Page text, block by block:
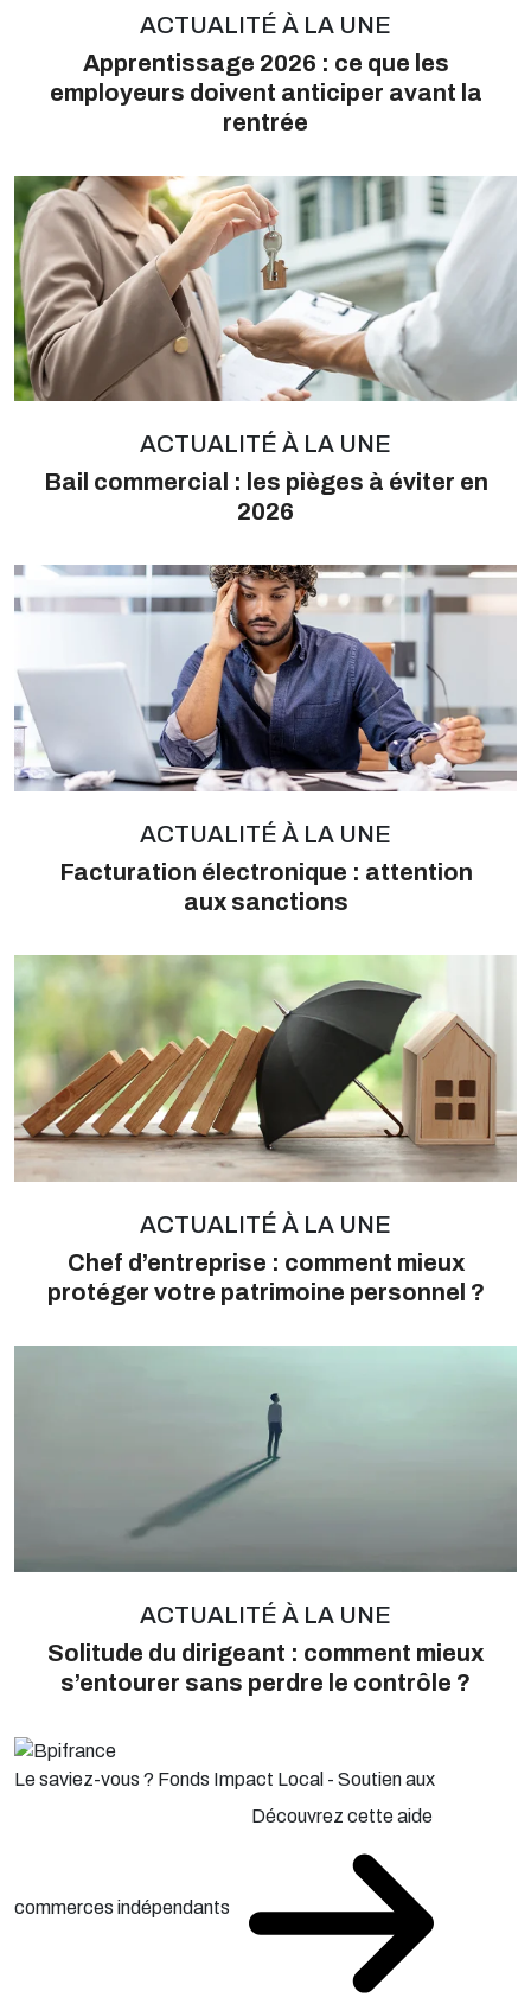
ACTUALITÉ À LA UNE
Apprentissage 2026 : ce que les
employeurs doivent anticiper avant la
rentrée
ACTUALITÉ À LA UNE
Bail commercial : les pièges à éviter en
2026
ACTUALITÉ À LA UNE
Facturation électronique : attention
aux sanctions
ACTUALITÉ À LA UNE
Chef d’entreprise : comment mieux
protéger votre patrimoine personnel ?
ACTUALITÉ À LA UNE
Solitude du dirigeant : comment mieux
s’entourer sans perdre le contrôle ?
Le saviez-vous ? Fonds Impact Local - Soutien aux
commerces indépendants
Découvrez cette aide